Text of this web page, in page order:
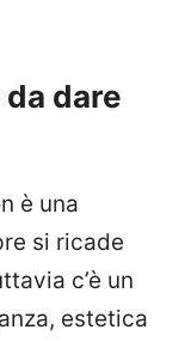
dare
è una
si ricade
c’è un
estetica